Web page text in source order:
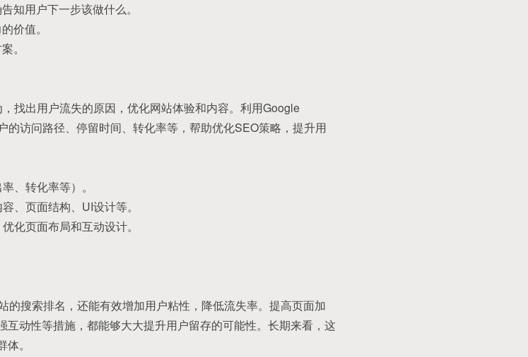
知用户下一步该做什么。
价值。
。
找出用户流失的原因，优化网站体验和内容。利用Google
访问路径、停留时间、转化率等，帮助优化SEO策略，提升用
、转化率等）。
、页面结构、UI设计等。
化页面布局和互动设计。
的搜索排名，还能有效增加用户粘性，降低流失率。提高页面加
动性等措施，都能够大大提升用户留存的可能性。长期来看，这
。